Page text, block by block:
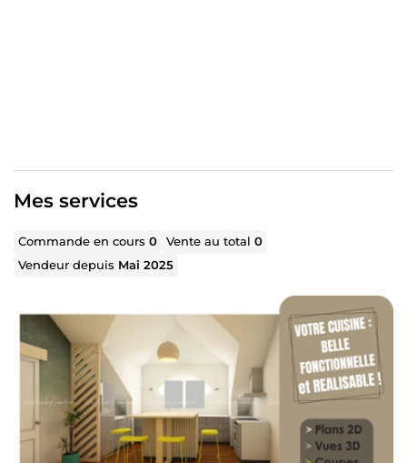
propose donc gratuitement de fournir une description
Mes services
Commande en cours0 Vente au total0
Vendeur depuis Mai 2025